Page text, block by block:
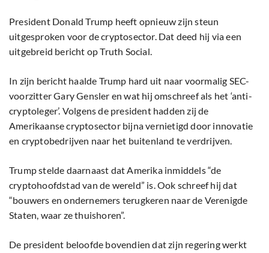
President Donald Trump heeft opnieuw zijn steun
uitgesproken voor de cryptosector. Dat deed hij via een
uitgebreid bericht op Truth Social.
In zijn bericht haalde Trump hard uit naar voormalig SEC-
voorzitter Gary Gensler en wat hij omschreef als het ‘anti-
cryptoleger’. Volgens de president hadden zij de
Amerikaanse cryptosector bijna vernietigd door innovatie
en cryptobedrijven naar het buitenland te verdrijven.
Trump stelde daarnaast dat Amerika inmiddels “de
cryptohoofdstad van de wereld” is. Ook schreef hij dat
“bouwers en ondernemers terugkeren naar de Verenigde
Staten, waar ze thuishoren”.
De president beloofde bovendien dat zijn regering werkt